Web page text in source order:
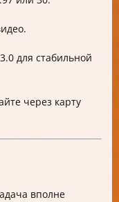
для стабильной
через карту
вполне